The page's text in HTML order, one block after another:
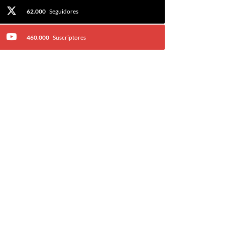
62.000 Seguidores
460.000 Suscriptores